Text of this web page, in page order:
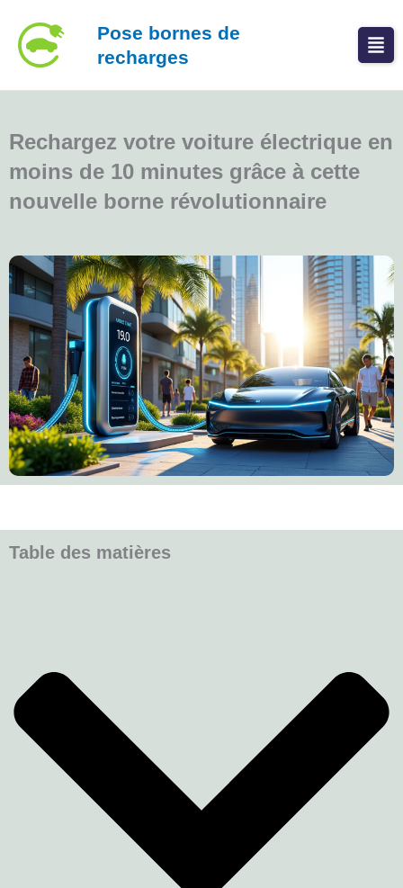
contenu
Pose bornes de
recharges
Rechargez votre voiture électrique en
moins de 10 minutes grâce à cette
nouvelle borne révolutionnaire
Table des matières